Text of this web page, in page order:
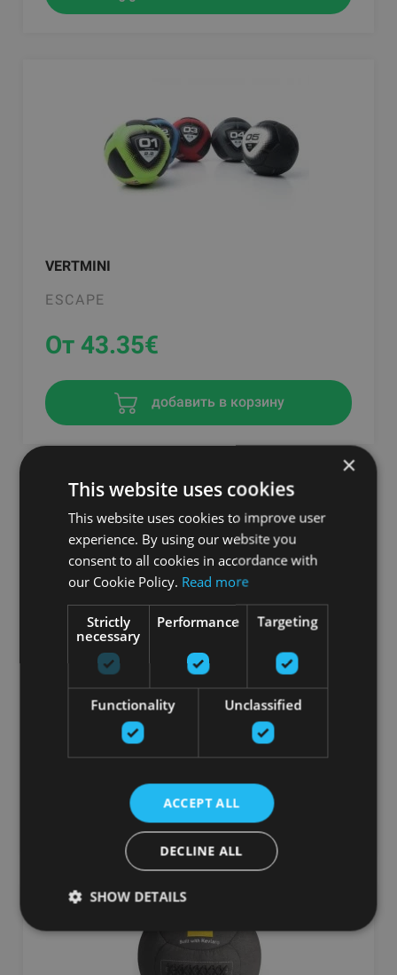
VERTMINI
ESCAPE
От 43.35€
добавить в корзину
ESCAPE DUAL GRIP MEDICINE BALL
ESCAPE
От 21.51€
добавить в корзину
×
This website uses cookies
This website uses cookies to improve user
experience. By using our website you
consent to all cookies in accordance with
our Cookie Policy. Read more
Strictly
necessary
Performance Targeting
Functionality Unclassified
ACCEPT ALL
DECLINE ALL
SHOW DETAILS